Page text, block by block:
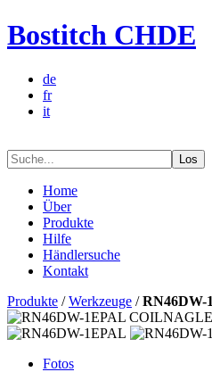
Bostitch CHDE
de
fr
it
Los
Home
Über
Produkte
Hilfe
Händlersuche
Kontakt
Produkte /Werkzeuge /RN46DW-
Fotos